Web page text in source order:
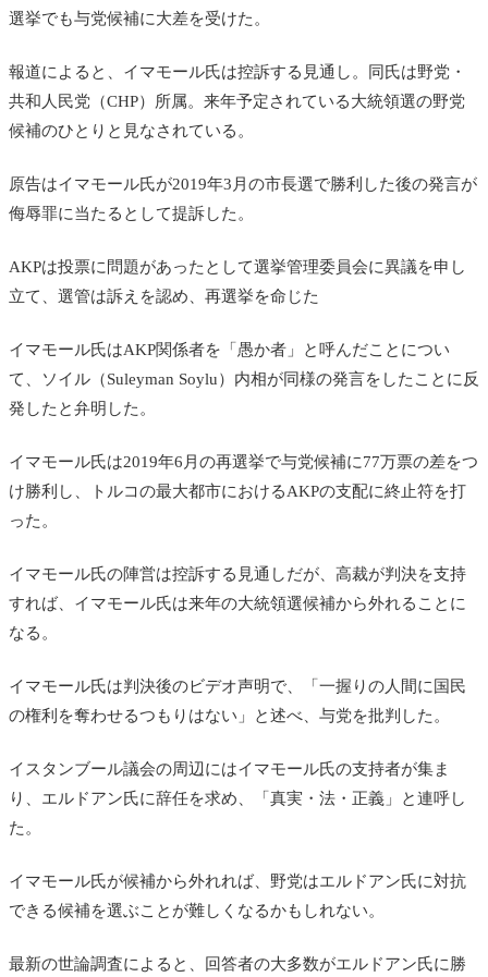
選挙でも与党候補に大差を受けた。
報道によると、イマモール氏は控訴する見通し。同氏は野党・
共和人民党（CHP）所属。来年予定されている大統領選の野党
候補のひとりと見なされている。
原告はイマモール氏が2019年3月の市長選で勝利した後の発言が
侮辱罪に当たるとして提訴した。
AKPは投票に問題があったとして選挙管理委員会に異議を申し
立て、選管は訴えを認め、再選挙を命じた
イマモール氏はAKP関係者を「愚か者」と呼んだことについ
て、ソイル（Suleyman Soylu）内相が同様の発言をしたことに反
発したと弁明した。
イマモール氏は2019年6月の再選挙で与党候補に77万票の差をつ
け勝利し、トルコの最大都市におけるAKPの支配に終止符を打
った。
イマモール氏の陣営は控訴する見通しだが、高裁が判決を支持
すれば、イマモール氏は来年の大統領選候補から外れることに
なる。
イマモール氏は判決後のビデオ声明で、「一握りの人間に国民
の権利を奪わせるつもりはない」と述べ、与党を批判した。
イスタンブール議会の周辺にはイマモール氏の支持者が集ま
り、エルドアン氏に辞任を求め、「真実・法・正義」と連呼し
た。
イマモール氏が候補から外れれば、野党はエルドアン氏に対抗
できる候補を選ぶことが難しくなるかもしれない。
最新の世論調査によると、回答者の大多数がエルドアン氏に勝